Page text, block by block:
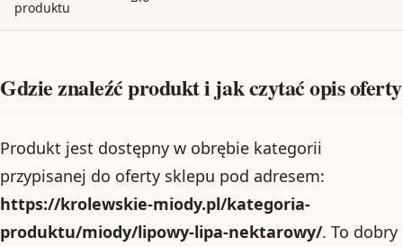
produktu
Gdzie znaleźć produkt i jak czytać opis oferty
Produkt jest dostępny w obrębie kategorii
przypisanej do oferty sklepu pod adresem:
https://krolewskie-miody.pl/kategoria-
produktu/miody/lipowy-lipa-nektarowy/. To dobry